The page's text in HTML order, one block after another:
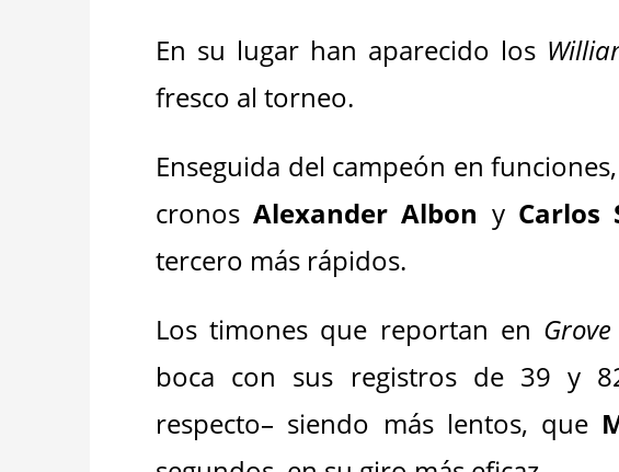
En su lugar han aparecido los
fresco al torneo.
Enseguida del campeón en
cronosAlexander Albon y Carlos
tercero más rápidos.
Los timones que reportan en Grove
boca con sus registros de 39 y
respecto– siendo más lentos, que